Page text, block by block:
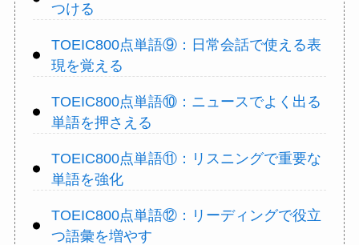
つける
TOEIC800点単語⑨：日常会話で使える表
現を覚える
TOEIC800点単語⑩：ニュースでよく出る
単語を押さえる
TOEIC800点単語⑪：リスニングで重要な
単語を強化
TOEIC800点単語⑫：リーディングで役立
つ語彙を増やす